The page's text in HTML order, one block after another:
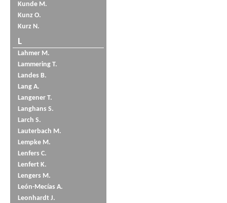
Kunde M.
Kunz O.
Kurz N.
L
Lahmer M.
Lammering T.
Landes B.
Lang A.
Langener T.
Langhans S.
Larch S.
Lauterbach M.
Lempke M.
Lenfers C.
Lenfert K.
Lengers M.
León-Mecías A.
Leonhardt J.